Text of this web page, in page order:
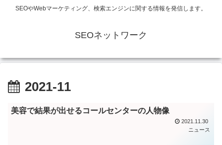
SEOやWebマーケティング、検索エンジンに関する情報を発信します。
SEOネットワーク
2021-11
美容で結果が出せるコールセンターの人物像
2021.11.30
ニュース